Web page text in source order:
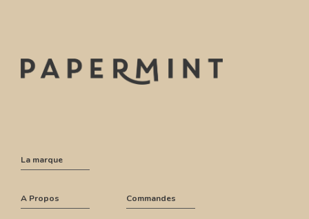
La marque
A Propos Commandes